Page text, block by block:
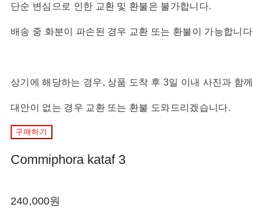
단순 변심으로 인한 교환 및 환불은 불가합니다.
배송 중 화분이 파손된 경우 교환 또는 환불이 가능합니다
상기에 해당하는 경우, 상품 도착 후 3일 이내 사진과 함께
대안이 없는 경우 교환 또는 환불 도와드리겠습니다.
구매하기
Commiphora kataf 3
240,000원